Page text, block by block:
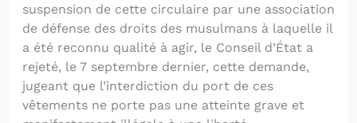
suspension de cette circulaire par une association
de défense des droits des musulmans à laquelle il
a été reconnu qualité à agir, le Conseil d’État a
rejeté, le 7 septembre dernier, cette demande,
jugeant que l’interdiction du port de ces
vêtements ne porte pas une atteinte grave et